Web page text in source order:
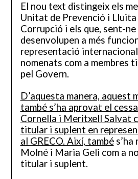
El nou text distingeix els
Unitat de Prevenció i
Corrupció i els que, sent-ne
desenvolupen a més
representació
nomenats com a membres
pel Govern.
D’aquesta manera, aquest
també s’ha aprovat el
Cornella i Meritxell Salvat
titular i suplent en
al GRECO. Així, tambés’ha
Molné i Maria Geli com a
titular i suplent.